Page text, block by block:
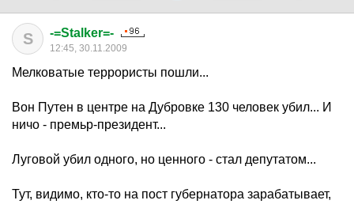
S -=Stalker=-
12:45, 30.11.2009
Мелковатые террористы пошли...
Вон Путен в центре на Дубровке 130 человек убил... И
ничо - премьр-президент...
Луговой убил одного, но ценного - стал депутатом...
Тут, видимо, кто-то на пост губернатора зарабатывает,